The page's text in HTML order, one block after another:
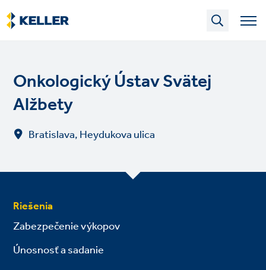
Skip
to
main
Onkologický Ústav Svätej
Alžbety
Bratislava, Heydukova ulica
Riešenia
Zabezpečenie výkopov
Únosnosť a sadanie